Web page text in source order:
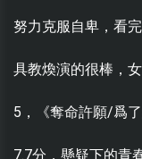
努力克服自卑，看完
具教煥演的很棒，
5，《奪命許願/爲了
7.7分，懸疑下的青